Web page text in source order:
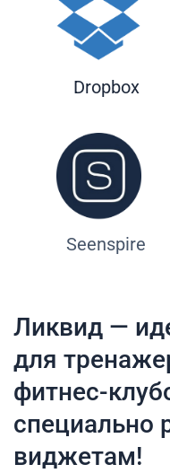
Dropbox
Seenspire
Ликвид —
для
фитнес-
специально
виджетам!